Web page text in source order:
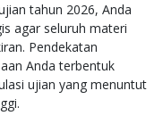
tahun 2026, Anda
agar seluruh materi
Pendekatan
Anda terbentuk
ujian yang menuntut